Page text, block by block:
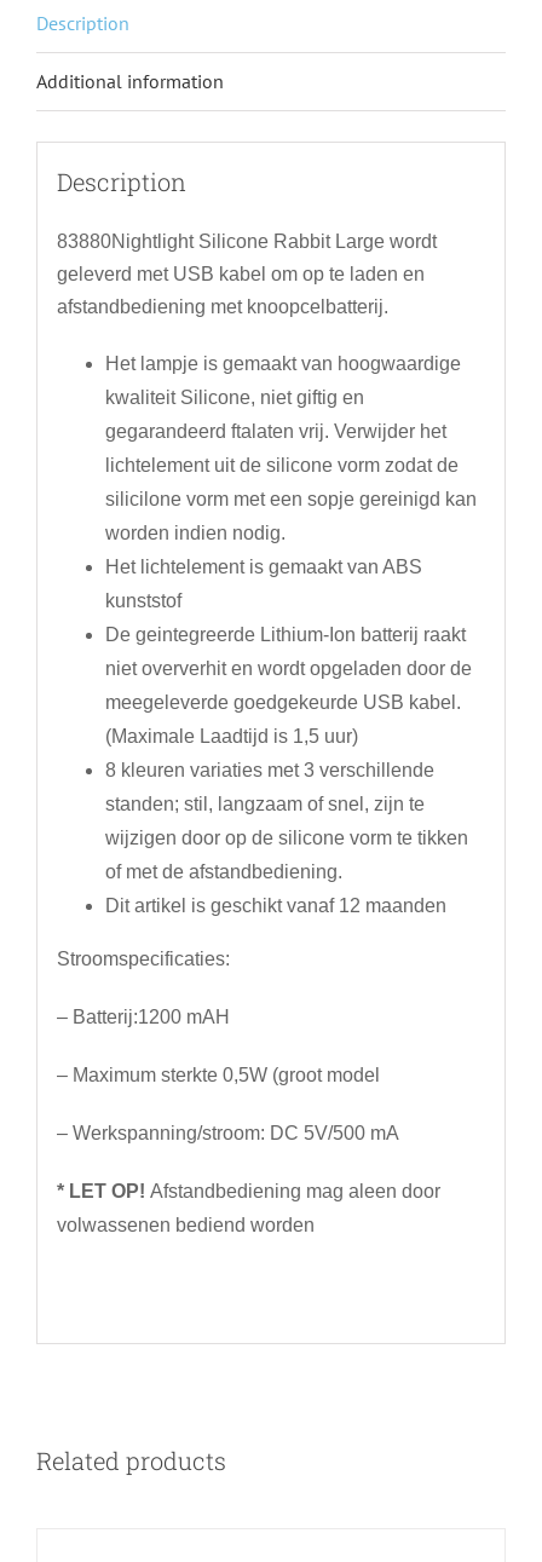
Description
Additional information
Description
83880Nightlight Silicone Rabbit Large wordt
geleverd met USB kabel om op te laden en
afstandbediening met knoopcelbatterij.
Het lampje is gemaakt van hoogwaardige
kwaliteit Silicone, niet giftig en
gegarandeerd ftalaten vrij. Verwijder het
lichtelement uit de silicone vorm zodat de
silicilone vorm met een sopje gereinigd kan
worden indien nodig.
Het lichtelement is gemaakt van ABS
kunststof
De geintegreerde Lithium-Ion batterij raakt
niet oververhit en wordt opgeladen door de
meegeleverde goedgekeurde USB kabel.
(Maximale Laadtijd is 1,5 uur)
8 kleuren variaties met 3 verschillende
standen; stil, langzaam of snel, zijn te
wijzigen door op de silicone vorm te tikken
of met de afstandbediening.
Dit artikel is geschikt vanaf 12 maanden
Stroomspecificaties:
– Batterij:1200 mAH
– Maximum sterkte 0,5W (groot model
– Werkspanning/stroom: DC 5V/500 mA
* LET OP! Afstandbediening mag aleen door
volwassenen bediend worden
Related products